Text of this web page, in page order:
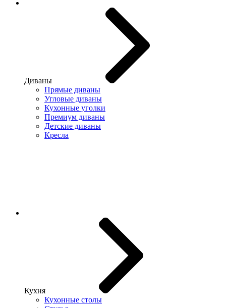
Диваны
Прямые диваны
Угловые диваны
Кухонные уголки
Премиум диваны
Детские диваны
Кресла
Кухня
Кухонные столы